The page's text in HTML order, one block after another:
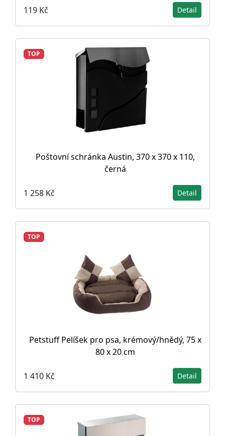
119 Kč Detail
TOP
Poštovní schránka Austin, 370 x 370 x 110,
černá
1 258 Kč Detail
TOP
Petstuff Pelíšek pro psa, krémový/hnědý, 75 x
80 x 20 cm
1 410 Kč Detail
TOP